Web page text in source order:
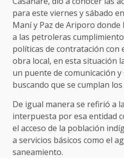
para este viernes y sábado
Maní y Paz de Ariporo donde
a las petroleras
políticas de contratación con
obra local, en esta situación
un puente de comunicación
buscando que se cumplan
De igual manera se refirió a
interpuesta por esa entidad
el acceso de la población
a servicios básicos como el
saneamiento.